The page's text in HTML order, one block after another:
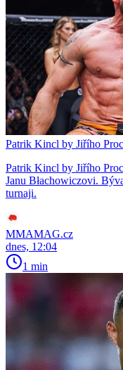
Patrik Kincl by Jiřího
Patrik Kincl by Jiřího
Janu Błachowiczovi.
turnaji.
MMAMAG.cz
dnes, 12:04
1 min